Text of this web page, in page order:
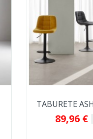
89,96 €